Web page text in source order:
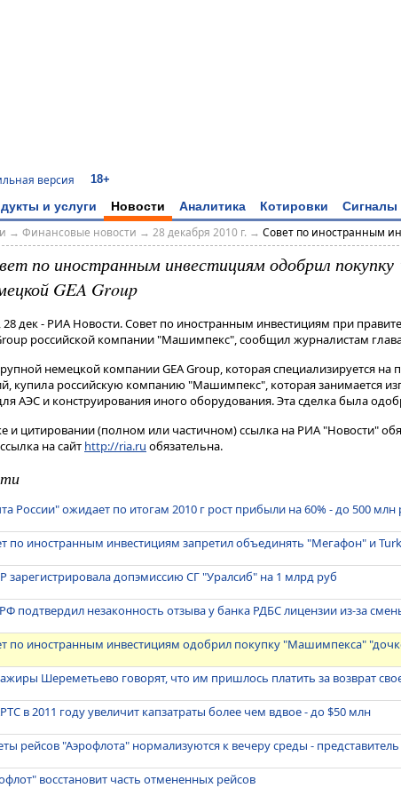
версия 18+
и услуги Новости Аналитика Котировки Сигналы
→ Финансовые новости → 28 декабря 2010 г. → Совет по иностранным
по иностранным инвестициям одобрил
GEA Group
дек - РИА Новости. Совет по иностранным инвестициям при
российской компании "Машимпекс", сообщил журналистам
немецкой компании GEA Group, которая специализируется на
купила российскую компанию "Машимпекс", которая занимается
АЭС и конструирования иного оборудования. Эта сделка была
и цитировании (полном или частичном) ссылка на РИА "Новости"
на сайт http://ria.ru обязательна.
России" ожидает по итогам 2010 г рост прибыли на 60% - до 500 млн
по иностранным инвестициям запретил объединять "Мегафон" и
зарегистрировала допэмиссию СГ "Уралсиб" на 1 млрд руб
подтвердил незаконность отзыва у банка РДБС лицензии из-за
по иностранным инвестициям одобрил покупку "Машимпекса"
Шереметьево говорят, что им пришлось платить за возврат
в 2011 году увеличит капзатраты более чем вдвое - до $50 млн
рейсов "Аэрофлота" нормализуются к вечеру среды -
восстановит часть отмененных рейсов